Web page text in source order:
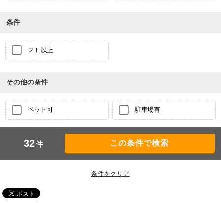
条件
２Ｆ以上
その他の条件
ペット可 駐車場有
32件